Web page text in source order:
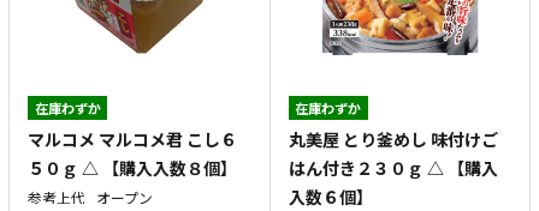
在庫わずか
マルコメ マルコメ君 こし６
５０ｇ △ 【購入入数８個】
参考上代 オープン
在庫わずか
丸美屋 とり釜めし 味付けご
はん付き２３０ｇ △ 【購入
入数６個】